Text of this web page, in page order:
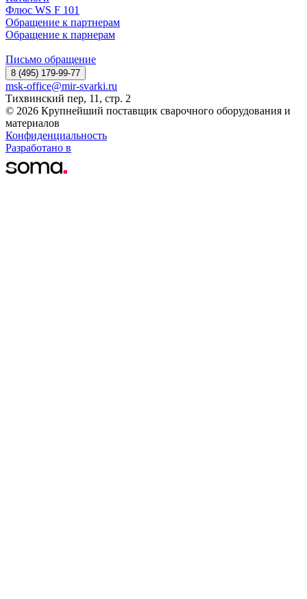
Флюс WS F 101
Обращение к партнерам
Обращение к парнерам
Письмо обращение
8 (495) 179-99-77
msk-office@mir-svarki.ru
Тихвинский пер, 11, стр. 2
© 2026 Крупнейший поставщик сварочного оборудования и
материалов
Конфиденциальность
Разработано в